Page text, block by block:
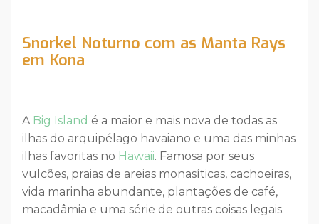
Snorkel Noturno com as Manta Rays
em Kona
A Big Island é a maior e mais nova de todas as
ilhas do arquipélago havaiano e uma das minhas
ilhas favoritas no Hawaii. Famosa por seus
vulcões, praias de areias monasíticas, cachoeiras,
vida marinha abundante, plantações de café,
macadâmia e uma série de outras coisas legais.